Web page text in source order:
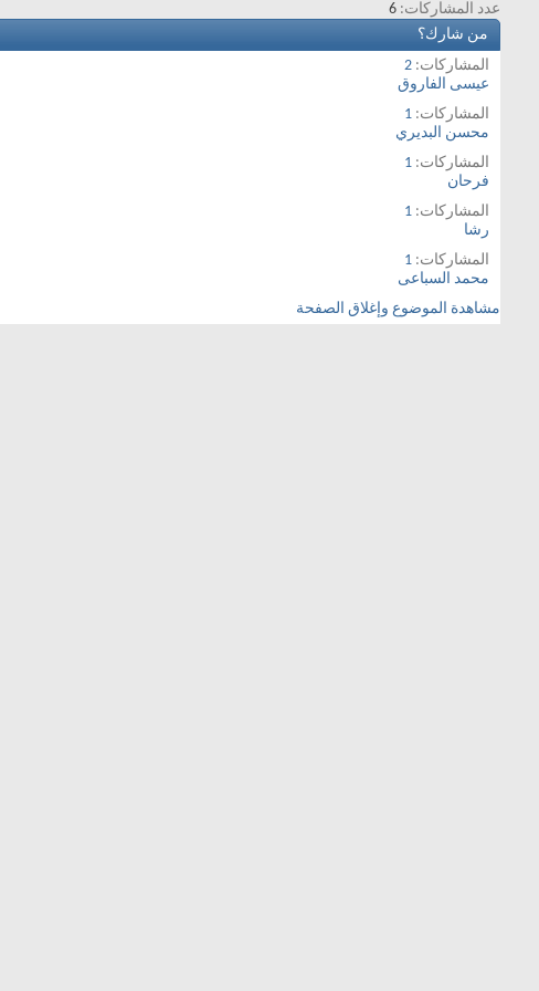
عدد المشاركات 6
من شارك؟
المشاركات 2
عيسى الفاروق
المشاركات 1
محسن البديري
المشاركات 1
فرحان
المشاركات 1
رشا
المشاركات 1
محمد السباعى
مشاهدة الموضوع وإغلاق الصفحة